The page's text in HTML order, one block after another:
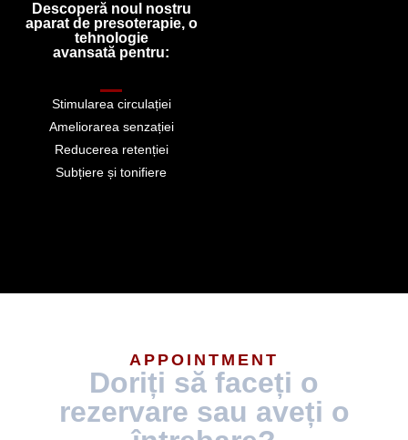
Descoperă noul nostru
aparat de presoterapie, o
tehnologie
avansată pentru:
Stimularea circulației
Ameliorarea senzației
Reducerea retenției
Subțiere și tonifiere
APPOINTMENT
Doriți să faceți o
rezervare sau aveți o